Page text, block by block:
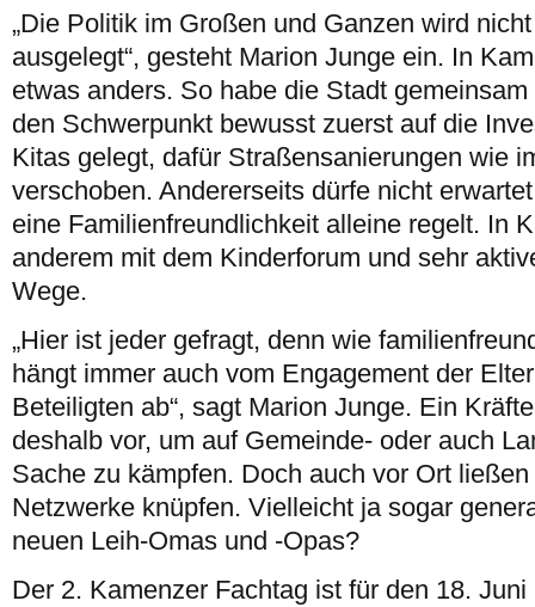
„Die Politik im Großen und Ganzen wird
ausgelegt“, gesteht Marion Junge ein. In
etwas anders. So habe die Stadt
den Schwerpunkt bewusst zuerst auf die
Kitas gelegt, dafür Straßensanierungen wie
verschoben. Andererseits dürfe nicht
eine Familienfreundlichkeit alleine regelt. In
anderem mit dem Kinderforum und sehr
Wege.
„Hier ist jeder gefragt, denn wie
hängt immer auch vom Engagement der
Beteiligten ab“, sagt Marion Junge. Ein
deshalb vor, um auf Gemeinde- oder auch
Sache zu kämpfen. Doch auch vor Ort
Netzwerke knüpfen. Vielleicht ja sogar
neuen Leih-Omas und -Opas?
Der 2. Kamenzer Fachtag ist für den 18.